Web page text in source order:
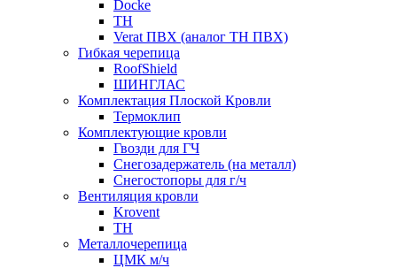
Docke
ТН
Verat ПВХ (аналог ТН ПВХ)
Гибкая черепица
RoofShield
ШИНГЛАС
Комплектация Плоской Кровли
Термоклип
Комплектующие кровли
Гвозди для ГЧ
Снегозадержатель (на металл)
Снегостопоры для г/ч
Вентиляция кровли
Krovent
ТН
Металлочерепица
ЦМК м/ч